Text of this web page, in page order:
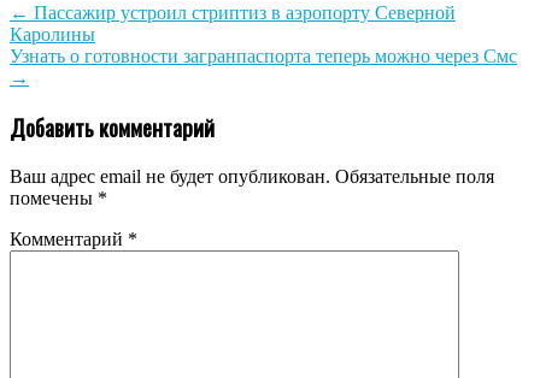
← Пассажир устроил стриптиз в аэропорту Северной
Каролины
Узнать о готовности загранпаспорта теперь можно через Смс
→
Добавить комментарий
Ваш адрес email не будет опубликован. Обязательные поля
помечены *
Комментарий *